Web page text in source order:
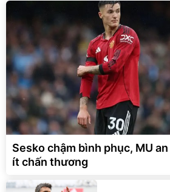
Sesko chậm bình phục, MU
ít chấn thương